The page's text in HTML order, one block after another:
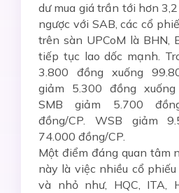
dư mua giá trần tới hơn
ngược với SAB, các cổ
trên sàn UPCoM là BHN,
tiếp tục lao dốc mạnh.
3.800 đồng xuống
giảm 5.300 đồng xuống
SMB giảm 5.700
đồng/CP. WSB giảm
74.000 đồng/CP.
Một điểm đáng quan tâm
này là việc nhiều cổ
và nhỏ như, HQC, ITA,